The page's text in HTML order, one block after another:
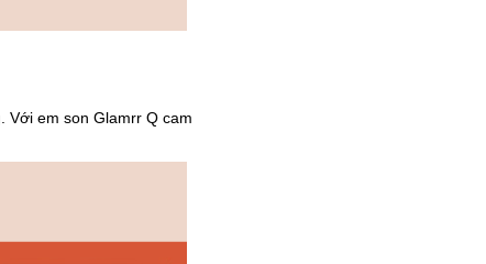
Với em son Glamrr Q cam